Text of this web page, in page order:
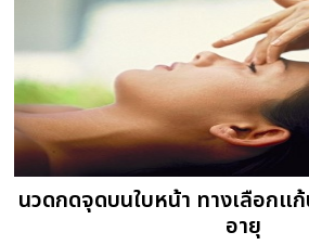
นวดกดจุดบนใบหน้า ทางเลือกแ
อายุ